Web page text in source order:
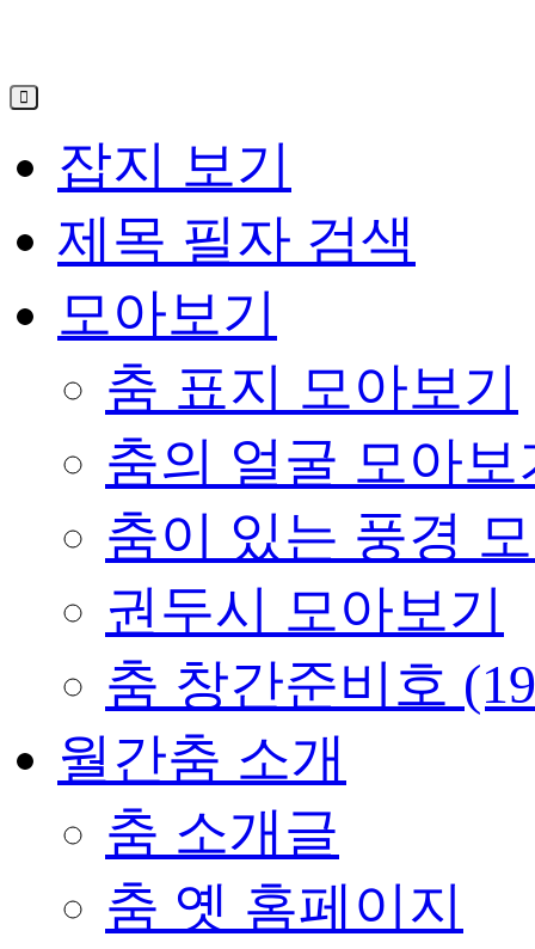
잡지 보기
제목 필자 검색
모아보기
춤 표지 모아보기
춤의 얼굴 모아보
춤이 있는 풍경
권두시 모아보기
춤 창간준비호
월간춤 소개
춤 소개글
춤 옛 홈페이지